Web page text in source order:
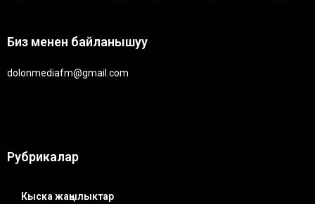
Биз менен байланышуу
dolonmediafm@gmail.com
Рубрикалар
Кыска жаңылыктар